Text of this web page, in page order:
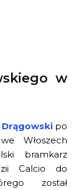
w
Drągowskipo
Włoszech
bramkarz
Calcio do
został